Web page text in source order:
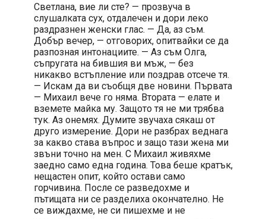
Светлана, вие ли сте? — прозвуча в
слушалката сух, отдалечен и дори леко
раздразнен женски глас. — Да, аз съм.
Добър вечер, — отговорих, опитвайки се да
разпозная интонациите. — Аз съм Олга,
съпругата на бившия ви мъж, — без
никакво встъпление или поздрав отсече тя.
— Искам да ви съобщя две новини. Първата
— Михаил вече го няма. Втората — елате и
вземете майка му. Защото тя не ми трябва
тук. Аз онемях. Думите звучаха сякаш от
друго измерение. Дори не разбрах веднага
за какво става въпрос и защо тази жена ми
звъни точно на мен. С Михаил живяхме
заедно само една година. Това беше кратък,
нещастен опит, който остави само
горчивина. После се разведохме и
пътищата ни се разделиха окончателно. Не
се виждахме, не си пишехме и не